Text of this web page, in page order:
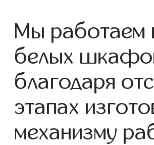
Мы работаем
белых
благодаря
этапах
механизму